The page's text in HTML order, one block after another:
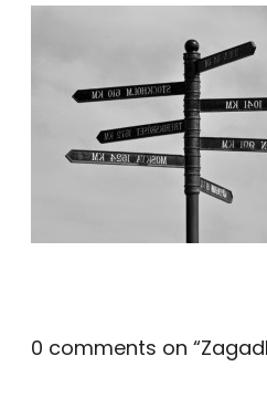
0 comments on “